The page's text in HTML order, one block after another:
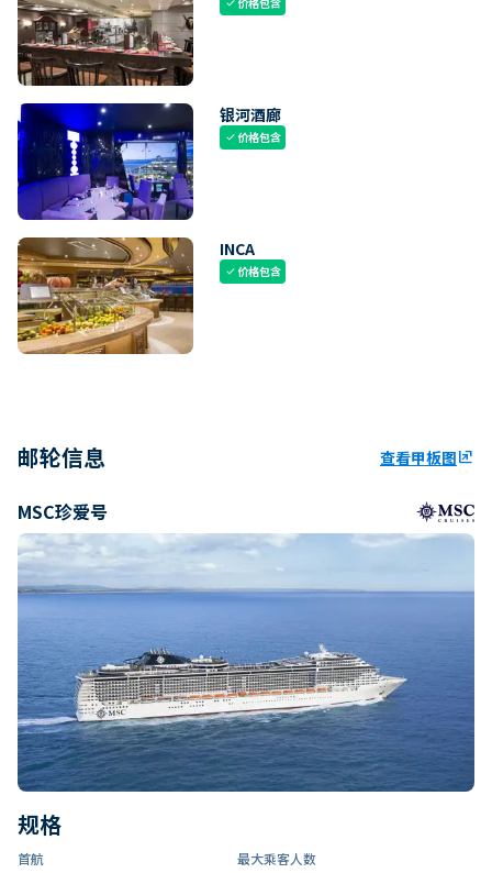
check
银河酒廊
check价格包含
INCA
check价格包含
邮轮信息 查看甲板图ungroup
MSC珍爱号
规格
首航 最大乘客人数